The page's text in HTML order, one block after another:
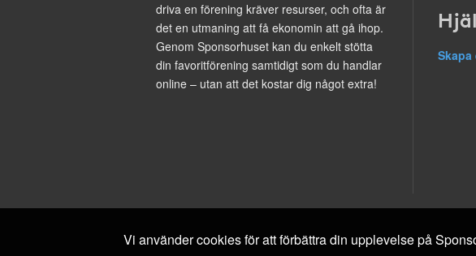
driva en förening kräver resurser, och ofta är
det en utmaning att få ekonomin att gå ihop.
Genom Sponsorhuset kan du enkelt stötta
din favoritförening samtidigt som du handlar
online – utan att det kostar dig något extra!
Skapa
Vi använder cookies för att förbättra din upplevelse på